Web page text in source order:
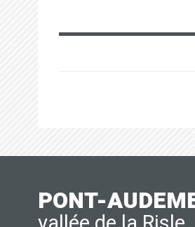
PONT-